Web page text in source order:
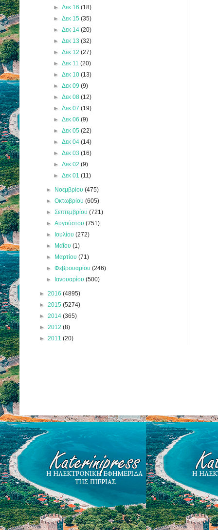
► Δεκ 16 (18)
► Δεκ 15 (35)
► Δεκ 14 (20)
► Δεκ 13 (32)
► Δεκ 12 (27)
► Δεκ 11 (20)
► Δεκ 10 (13)
► Δεκ 09 (9)
► Δεκ 08 (12)
► Δεκ 07 (19)
► Δεκ 06 (9)
► Δεκ 05 (22)
► Δεκ 04 (14)
► Δεκ 03 (16)
► Δεκ 02 (9)
► Δεκ 01 (11)
► Νοεμβρίου(475)
►Οκτωβρίου(605)
►Σεπτεμβρίου(721)
►Αυγούστου(751)
► Ιουλίου(272)
► Μαΐου(1)
► Μαρτίου(71)
►Φεβρουαρίου(246)
► Ιανουαρίου(500)
► 2016 (4895)
► 2015 (5274)
► 2014 (365)
► 2012 (8)
► 2011 (20)